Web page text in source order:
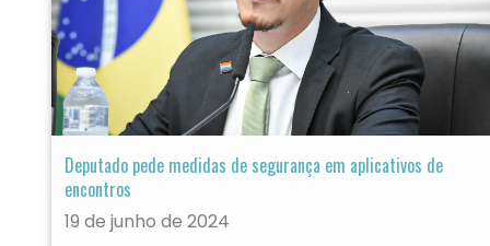
Deputado pede medidas de segurança em aplicativos de
encontros
19 de junho de 2024